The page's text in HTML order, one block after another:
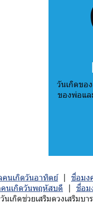
วันเกิดขอ
ของพ่อแล
นเกิดวันอาทิตย์| ชื่อมง
นเกิดวันพฤหัสบดี | ชื่อม
ดช่วยเสริมดวงเสริมบา